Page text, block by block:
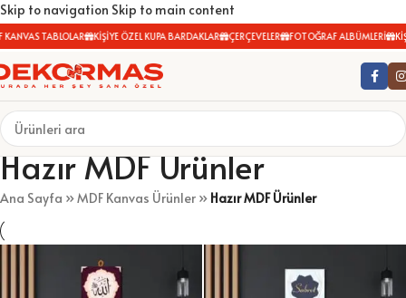
Skip to navigation Skip to main content
TABLOLAR KİŞİYE ÖZEL KUPA BARDAKLAR ÇERÇEVELER FOTOĞRAF ALBÜMLERİ
Hazır MDF Ürünler
Ana Sayfa »MDF Kanvas Ürünler » Hazır MDF Ürünler